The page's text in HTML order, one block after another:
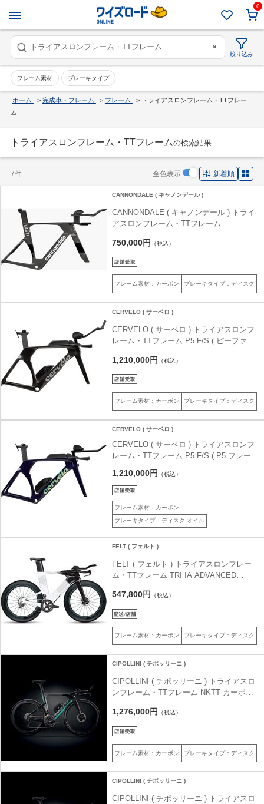
0
×
絞り込み
フレーム素材 ブレーキタイプ
ホーム > 完成車・フレーム > フレーム > トライアスロンフレーム・TTフレー
ム
トライアスロンフレーム・TTフレームの検索結果
7件 全色表示 新着順
CANNONDALE ( キャノンデール )
CANNONDALE ( キャノンデール ) トライ
アスロンフレーム・TTフレーム
パースライス LAB71 フレームセット ) ロ
ウ SM ( 身長目安170cm前後 )
750,000円 （税込）
フレーム素材：カーボン ブレーキタイプ：ディスク
CERVELO ( サーベロ )
CERVELO ( サーベロ ) トライアスロンフ
レーム・TTフレーム P5 F/S ( ピーファイ
(身長目安170cm前後)
1,210,000円 （税込）
フレーム素材：カーボン ブレーキタイプ：ディスク
CERVELO ( サーベロ )
CERVELO ( サーベロ ) トライアスロンフ
レーム・TTフレーム P5 F/S ( P5 フレーム
セット ) ファイブブラック 51 ( 身長目安
165cm前後 )
1,210,000円 （税込）
フレーム素材：カーボン
ブレーキタイプ：ディスク オイル
FELT ( フェルト )
FELT ( フェルト ) トライアスロンフレー
ム・TTフレーム TRI IA ADVANCED
フレームセット ) ホワイト 540 (適応身長
目安172-177cm)
547,800円 （税込）
フレーム素材：カーボン ブレーキタイプ：ディスク
CIPOLLINI ( チポッリーニ )
CIPOLLINI ( チポッリーニ ) トライアスロ
ンフレーム・TTフレーム NKTT カーボン
1,276,000円 （税込）
フレーム素材：カーボン ブレーキタイプ：ディスク
CIPOLLINI ( チポッリーニ )
CIPOLLINI ( チポッリーニ ) トライアスロ